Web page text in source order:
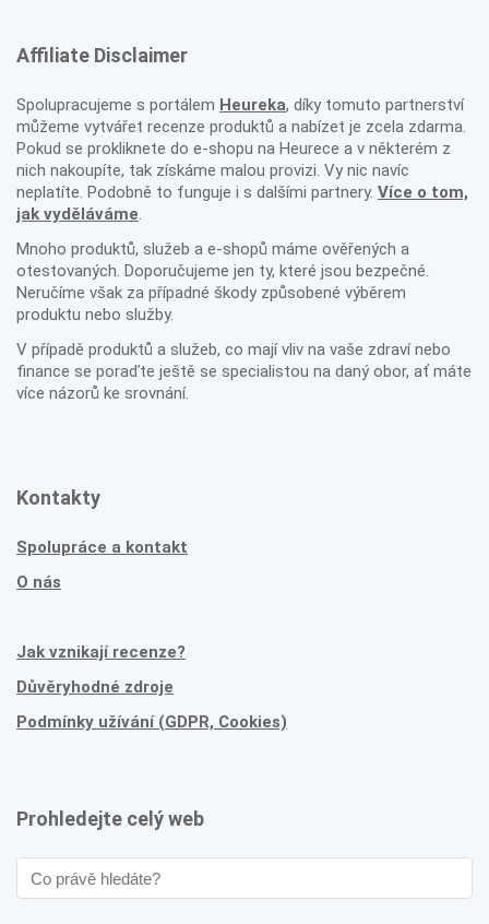
Affiliate Disclaimer
Spolupracujeme s portálem Heureka, díky tomuto partnerství
můžeme vytvářet recenze produktů a nabízet je zcela zdarma.
Pokud se prokliknete do e-shopu na Heurece a v některém z
nich nakoupíte, tak získáme malou provizi. Vy nic navíc
neplatíte. Podobně to funguje i s dalšími partnery. Více o tom,
jak vyděláváme.
Mnoho produktů, služeb a e-shopů máme ověřených a
otestovaných. Doporučujeme jen ty, které jsou bezpečné.
Neručíme však za případné škody způsobené výběrem
produktu nebo služby.
V případě produktů a služeb, co mají vliv na vaše zdraví nebo
finance se poraďte ještě se specialistou na daný obor, ať máte
více názorů ke srovnání.
Kontakty
Spolupráce a kontakt
O nás
Jak vznikají recenze?
Důvěryhodné zdroje
Podmínky užívání (GDPR, Cookies)
Prohledejte celý web